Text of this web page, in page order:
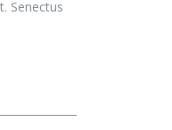
Senectus